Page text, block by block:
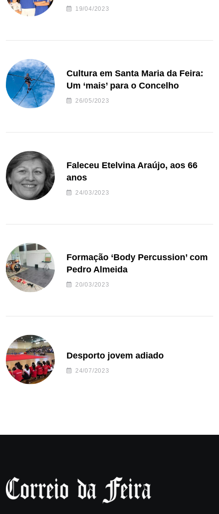
de andebol do Feirense
19/04/2023
Cultura em Santa Maria da Feira:
Um ‘mais’ para o Concelho
26/05/2023
Faleceu Etelvina Araújo, aos 66
anos
24/03/2023
Formação ‘Body Percussion’ com
Pedro Almeida
20/03/2023
Desporto jovem adiado
24/07/2023